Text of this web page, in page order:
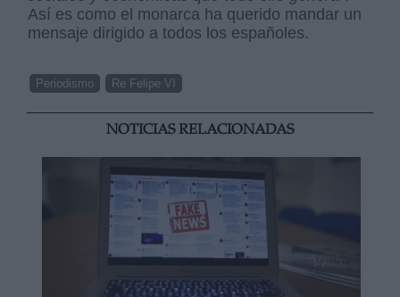
Así es como el monarca ha querido mandar un
mensaje dirigido a todos los españoles.
Periodismo Re Felipe VI
NOTICIAS RELACIONADAS